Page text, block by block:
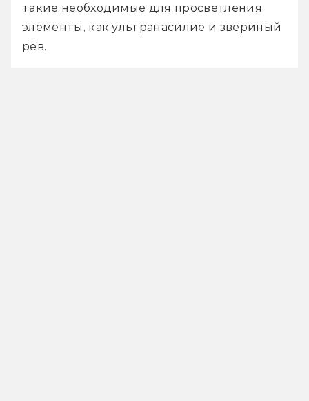
такие необходимые для просветления
элементы, как ультранасилие и звериный